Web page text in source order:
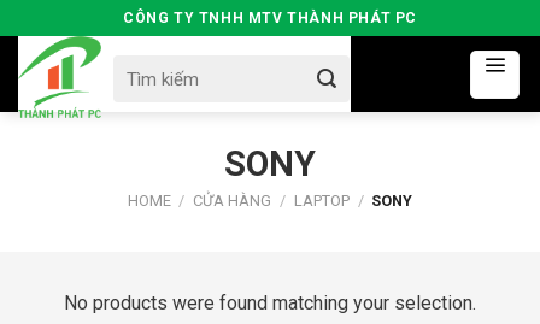
to
content
CÔNG TY TNHH MTV THÀNH PHÁT PC
for:
SONY
HOME / CỬA HÀNG / LAPTOP / SONY
No products were found matching your selection.